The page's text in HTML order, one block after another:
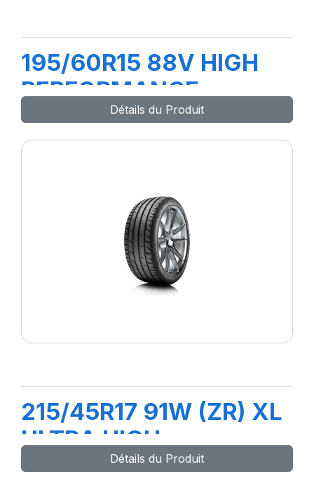
195/60R15 88V HIGH
PERFORMANCE
Détails du Produit
215/45R17 91W (ZR) XL
ULTRA HIGH
PERFORMANCE
Détails du Produit